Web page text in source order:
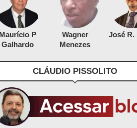
Maurício P
Galhardo
Wagner
Menezes
José R.
CLÁUDIO PISSOLITO